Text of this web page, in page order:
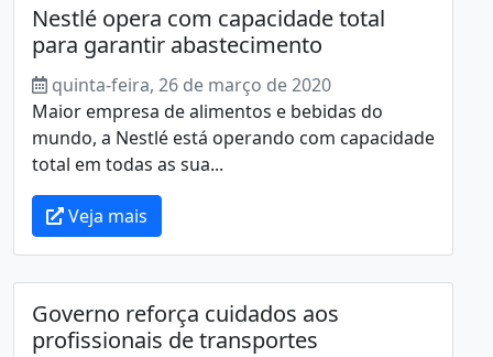
Nestlé opera com capacidade total
para garantir abastecimento
quinta-feira, 26 de março de 2020
Maior empresa de alimentos e bebidas do
mundo, a Nestlé está operando com capacidade
total em todas as sua...
Veja mais
Governo reforça cuidados aos
profissionais de transportes